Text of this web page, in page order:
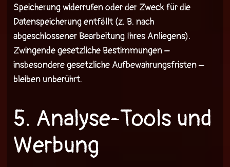
Speicherung widerrufen oder der Zweck für die
Datenspeicherung entfällt (z. B. nach
abgeschlossener Bearbeitung Ihres Anliegens).
Zwingende gesetzliche Bestimmungen –
insbesondere gesetzliche Aufbewahrungsfristen –
bleiben unberührt.
5. Analyse-Tools und
Werbung